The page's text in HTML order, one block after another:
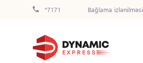
*7171 Bağlama izlənilməsi